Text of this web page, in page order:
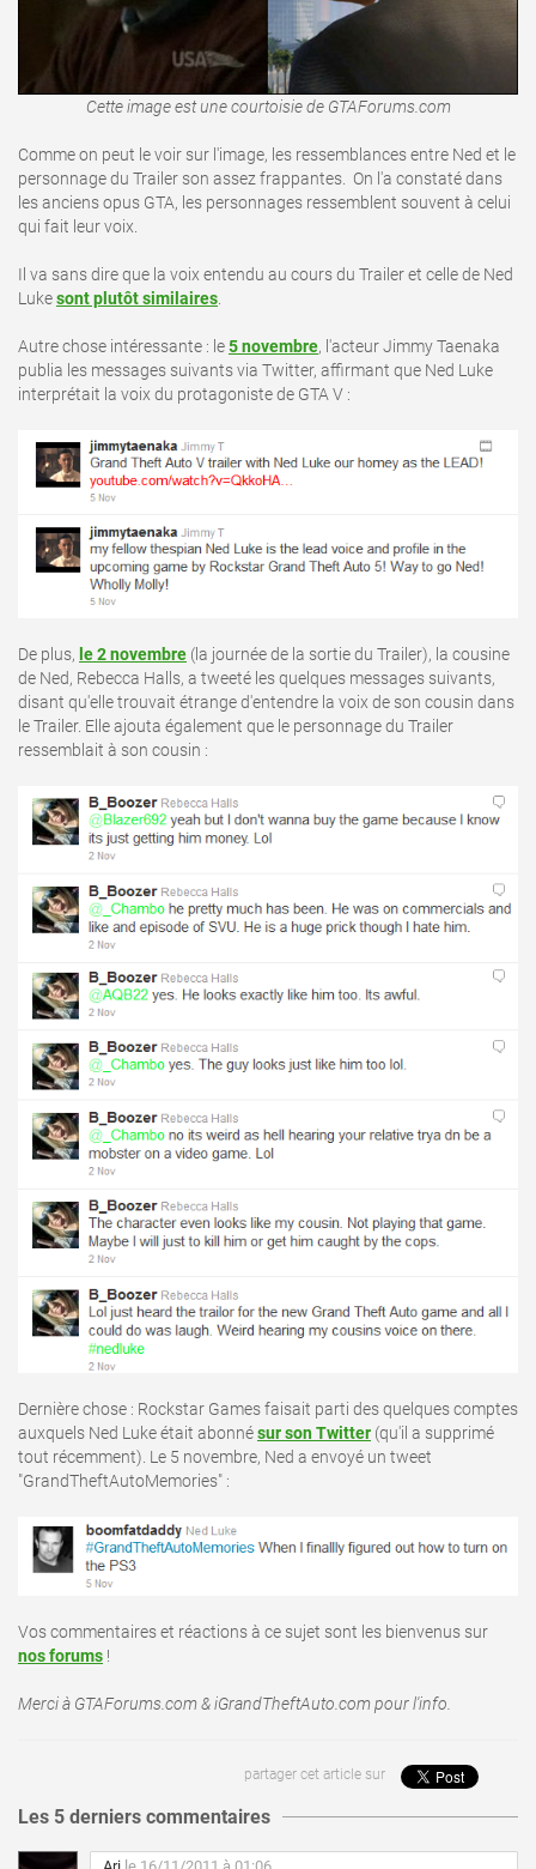
Cette image est une courtoisie de GTAForums.com
Comme on peut le voir sur l'image, les ressemblances entre Ned et le
personnage du Trailer son assez frappantes. On l'a constaté dans
les anciens opus GTA, les personnages ressemblent souvent à celui
qui fait leur voix.
Il va sans dire que la voix entendu au cours du Trailer et celle de Ned
Lukesont plutôt similaires
Autre chose intéressante : le5 novembre, l'acteur Jimmy Taenaka
publia les messages suivants via Twitter, affirmant que Ned Luke
interprétait la voix du protagoniste de GTA V :
De plus, le 2 novembre (la journée de la sortie du Trailer), la cousine
de Ned, Rebecca Halls, a tweeté les quelques messages suivants,
disant qu'elle trouvait étrange d'entendre la voix de son cousin dans
le Trailer. Elle ajouta également que le personnage du Trailer
ressemblait à son cousin :
Dernière chose : Rockstar Games faisait parti des quelques comptes
auxquels Ned Luke était abonnésur son Twitter (qu'il a supprimé
tout récemment). Le 5 novembre, Ned a envoyé un tweet
"GrandTheftAutoMemories" :
Vos commentaires et réactions à ce sujet sont les bienvenus sur
nos forums !
Merci à GTAForums.com & iGrandTheftAuto.com pour l'info.
partager cet article sur
Les 5 derniers commentaires